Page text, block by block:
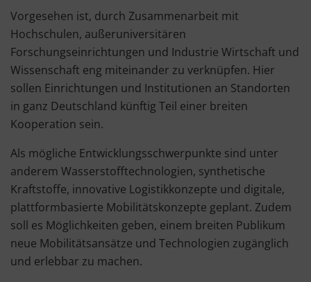
Vorgesehen ist, durch Zusammenarbeit mit
Hochschulen, außeruniversitären
Forschungseinrichtungen und Industrie Wirtschaft und
Wissenschaft eng miteinander zu verknüpfen. Hier
sollen Einrichtungen und Institutionen an Standorten
in ganz Deutschland künftig Teil einer breiten
Kooperation sein.
Als mögliche Entwicklungsschwerpunkte sind unter
anderem Wasserstofftechnologien, synthetische
Kraftstoffe, innovative Logistikkonzepte und digitale,
plattformbasierte Mobilitätskonzepte geplant. Zudem
soll es Möglichkeiten geben, einem breiten Publikum
neue Mobilitätsansätze und Technologien zugänglich
und erlebbar zu machen.